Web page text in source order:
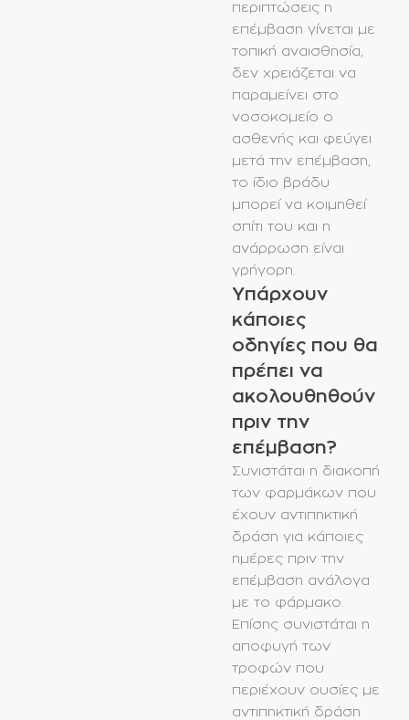
περιπτώσεις η
επέμβαση γίνεται με
τοπική αναισθησία,
δεν χρειάζεται να
παραμείνει στο
νοσοκομείο ο
ασθενής και φεύγει
μετά την επέμβαση,
το ίδιο βράδυ
μπορεί να κοιμηθεί
σπίτι του και η
ανάρρωση είναι
γρήγορη.
Υπάρχουν
κάποιες
οδηγίες που θα
πρέπει να
ακολουθηθούν
πριν την
επέμβαση?
Συνιστάται η διακοπή
των φαρμάκων που
έχουν αντιπηκτική
δράση για κάποιες
ημέρες πριν την
επέμβαση ανάλογα
με το φάρμακο.
Επίσης συνιστάται η
αποφυγή των
τροφών που
περιέχουν ουσίες με
αντιπηκτική δράση